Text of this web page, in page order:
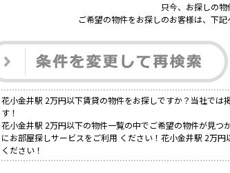
只今、お探しの物
ご希望の物件をお探しのお客様は、下
花小金井駅 2万円以下賃貸の物件をお探しですか？当社で
す！
花小金井駅 2万円以下の物件一覧の中でご希望の物件が見
にお部屋探しサービスをご利用 ください！花小金井駅 2万
ください！